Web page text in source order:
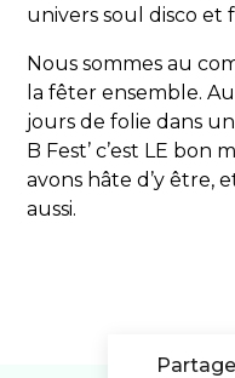
univers soul disco et
Nous sommes au
la fêter ensemble.
jours de folie dans
B Fest’ c’est LE bon
avons hâte d’y être,
aussi.